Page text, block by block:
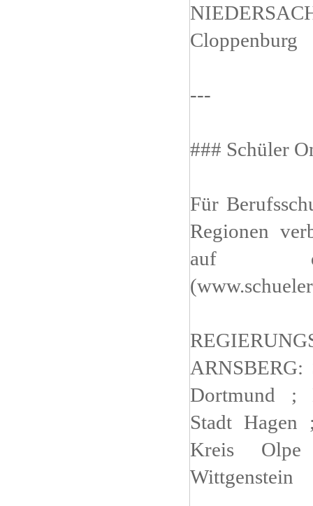
Cloppenburg
---
### Schüler
Für
Regionen
auf
ARNSBERG:
Dortmund ;
Stadt
Kreis
Wittgenstein